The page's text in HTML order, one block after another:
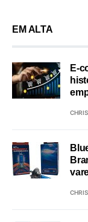
EM ALTA
E-